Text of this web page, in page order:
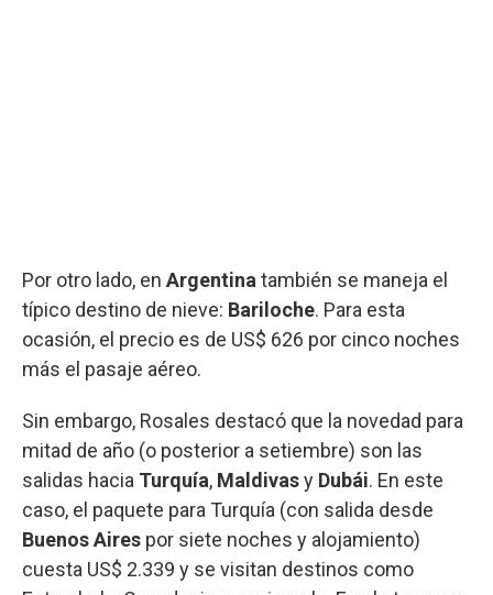
Por otro lado, en Argentina también se maneja el
típico destino de nieve: Bariloche. Para esta
ocasión, el precio es de US$ 626 por cinco noches
más el pasaje aéreo.
Sin embargo, Rosales destacó que la novedad para
mitad de año (o posterior a setiembre) son las
salidas hacia Turquía, Maldivasy Dubái. En este
caso, el paquete para Turquía (con salida desde
Buenos Aires por siete noches y alojamiento)
cuesta US$ 2.339 y se visitan destinos como